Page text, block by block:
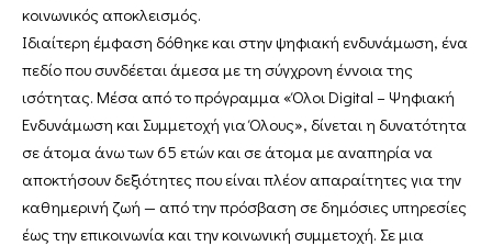
κοινωνικός αποκλεισμός.
Ιδιαίτερη έμφαση δόθηκε και στην ψηφιακή ενδυνάμωση, ένα
πεδίο που συνδέεται άμεσα με τη σύγχρονη έννοια της
ισότητας. Μέσα από το πρόγραμμα «Όλοι Digital – Ψηφιακή
Ενδυνάμωση και Συμμετοχή για Όλους», δίνεται η δυνατότητα
σε άτομα άνω των 65 ετών και σε άτομα με αναπηρία να
αποκτήσουν δεξιότητες που είναι πλέον απαραίτητες για την
καθημερινή ζωή — από την πρόσβαση σε δημόσιες υπηρεσίες
έως την επικοινωνία και την κοινωνική συμμετοχή. Σε μια